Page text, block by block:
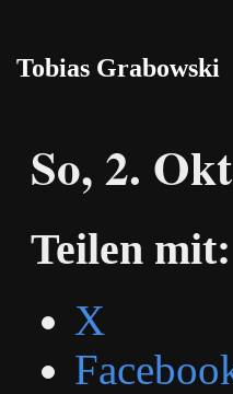
Tobias Grabowski
So, 2.
Teilen mit:
X